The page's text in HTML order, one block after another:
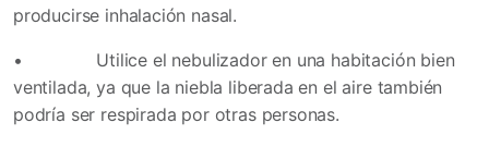
producirse inhalación nasal.
•
Utilice el nebulizador en una habitación bien
ventilada, ya que la niebla liberada en el aire también
podría ser respirada por otras personas.